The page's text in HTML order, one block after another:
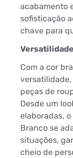
acabamento
sofisticação
chave para
Versatilidade
Com a cor
peças de
Desde um
elaboradas, o
Branco se
situações,
cheio de